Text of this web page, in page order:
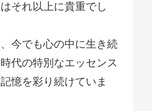
それ以上に貴重でし
今でも心の中に生き続
代の特別なエッセンス
憶を彩り続けていま